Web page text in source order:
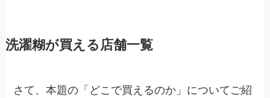
洗濯糊が買える店舗一覧
さて、本題の「どこで買えるのか」についてご紹